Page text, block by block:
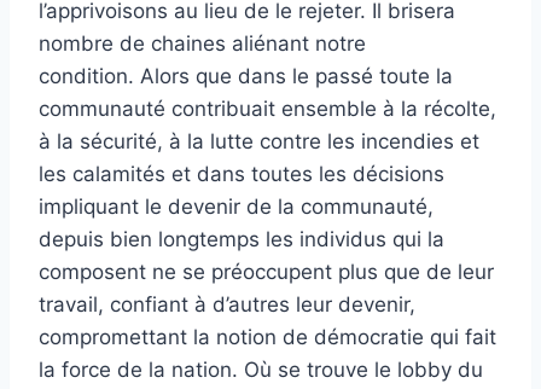
l’apprivoisons au lieu de le rejeter. Il brisera
nombre de chaines aliénant notre
condition. Alors que dans le passé toute la
communauté contribuait ensemble à la récolte,
à la sécurité, à la lutte contre les incendies et
les calamités et dans toutes les décisions
impliquant le devenir de la communauté,
depuis bien longtemps les individus qui la
composent ne se préoccupent plus que de leur
travail, confiant à d’autres leur devenir,
compromettant la notion de démocratie qui fait
la force de la nation. Où se trouve le lobby du